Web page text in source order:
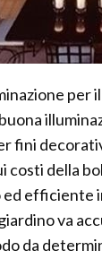
per
fini
costi della
ed efficiente
va
da